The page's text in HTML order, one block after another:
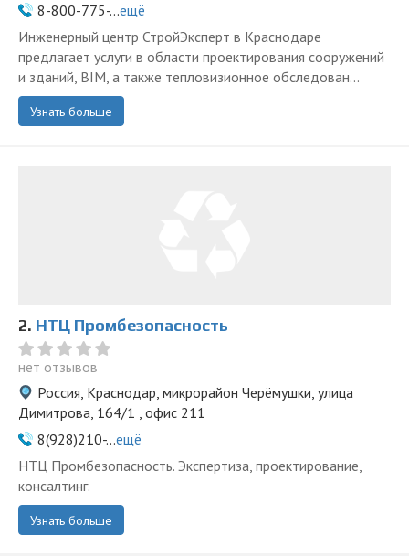
8-800-775-...ещё
Инженерный центр СтройЭксперт в Краснодаре
предлагает услуги в области проектирования сооружений
и зданий, BIM, а также тепловизионное обследован...
Узнать больше
2. НТЦ Промбезопасность
нет отзывов
Россия, Краснодар, микрорайон Черёмушки, улица
Димитрова, 164/1 , офис 211
8(928)210-...ещё
НТЦ Промбезопасность. Экспертиза, проектирование,
консалтинг.
Узнать больше